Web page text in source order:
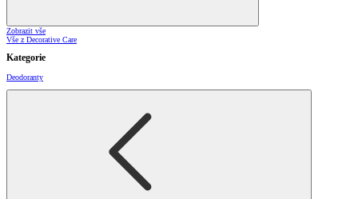
Zobrazit vše
Vše z Decorative Care
Kategorie
Deodoranty